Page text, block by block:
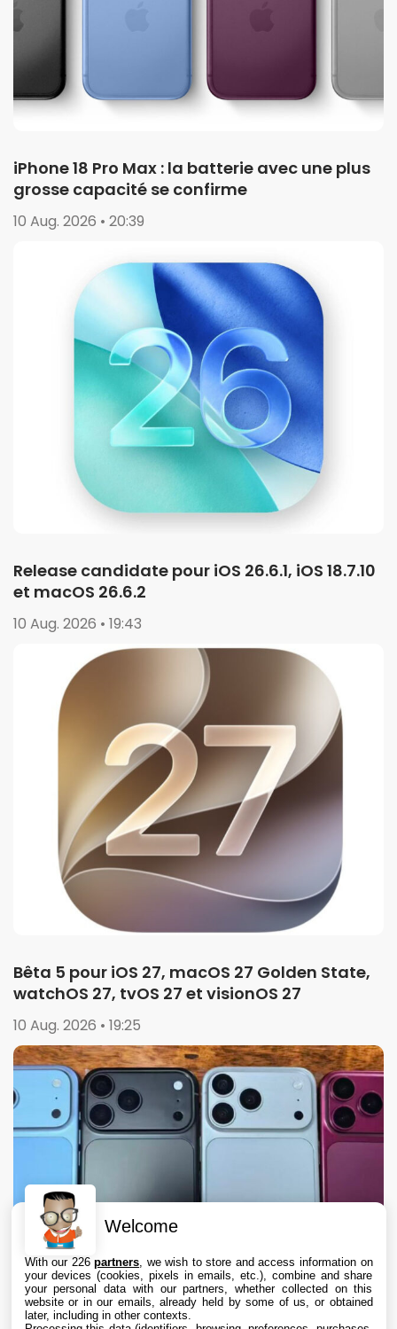
iPhone 18 Pro Max : la batterie avec une plus
grosse capacité se confirme
10 Aug. 2026 • 20:39
Release candidate pour iOS 26.6.1, iOS 18.7.10
et macOS 26.6.2
10 Aug. 2026 • 19:43
Bêta 5 pour iOS 27, macOS 27 Golden State,
watchOS 27, tvOS 27 et visionOS 27
10 Aug. 2026 • 19:25
Welcome
With our 226partners , we wish to store and access information on
your devices (cookies, pixels in emails, etc.), combine and share
your personal data with our partners, whether collected on this
website or in our emails, already held by some of us, or obtained
later, including in other contexts.